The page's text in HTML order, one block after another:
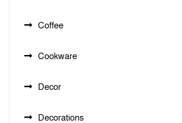
Coffee
Cookware
Decor
Decorations